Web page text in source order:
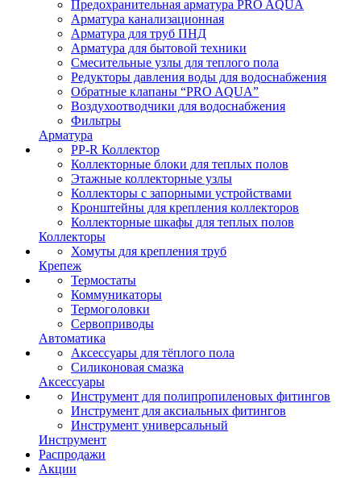
Предохранительная арматура PRO AQUA
Арматура канализационная
Арматура для труб ПНД
Арматура для бытовой техники
Смесительные узлы для теплого пола
Редукторы давления воды для водоснабжения
Обратные клапаны “PRO AQUA”
Воздухоотводчики для водоснабжения
Фильтры
Арматура
PP-R Коллектор
Коллекторные блоки для теплых полов
Этажные коллекторные узлы
Коллекторы с запорными устройствами
Кронштейны для крепления коллекторов
Коллекторные шкафы для теплых полов
Коллекторы
Хомуты для крепления труб
Крепеж
Термостаты
Коммуникаторы
Термоголовки
Сервоприводы
Автоматика
Аксессуары для тёплого пола
Силиконовая смазка
Аксессуары
Инструмент для полипропиленовых фитингов
Инструмент для аксиальных фитингов
Инструмент универсальный
Инструмент
Распродажи
Акции